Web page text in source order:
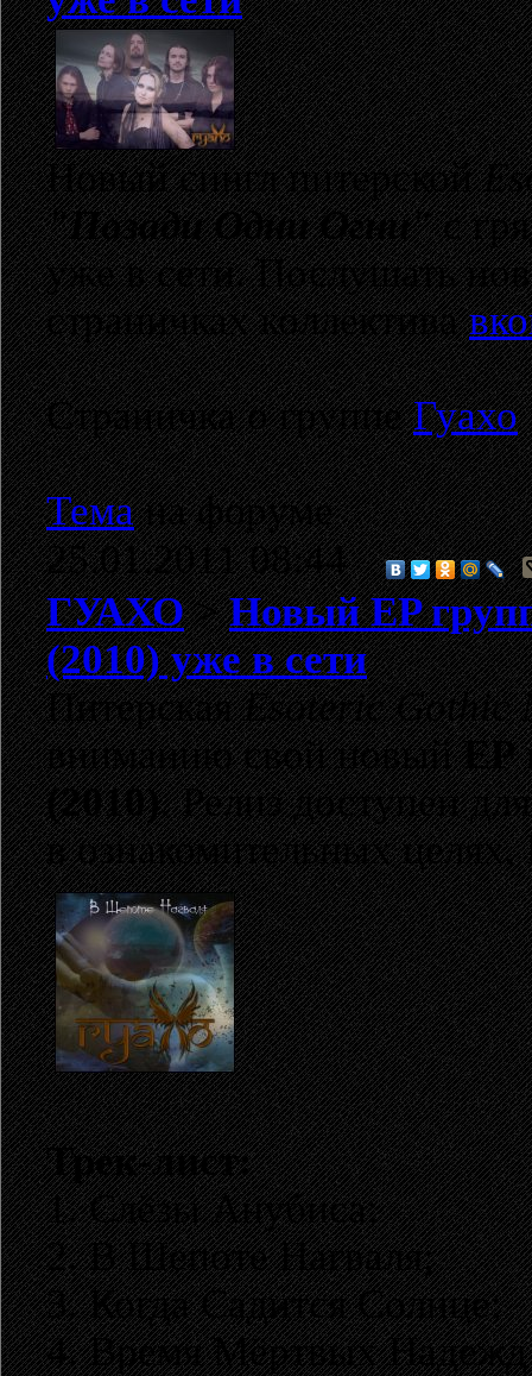
Новый сингл питерской
"Позади Одни Огни"с
уже в сети. Послушать
страничках коллектива
Страничка о группеГуахо
Темана форуме
25.01.2011 08:44
ГУАХО>Новый EP
(2010) уже в сети
ПитерскаяEsoteric Gothic
вниманию свой новыйEP
(2010). Релиз доступен
в ознакомительных
Трек-лист:
1. Слёзы Анубиса;
2. В Шепоте Нагваля;
3. Когда Садится Солнце;
4. Время Мёртвых